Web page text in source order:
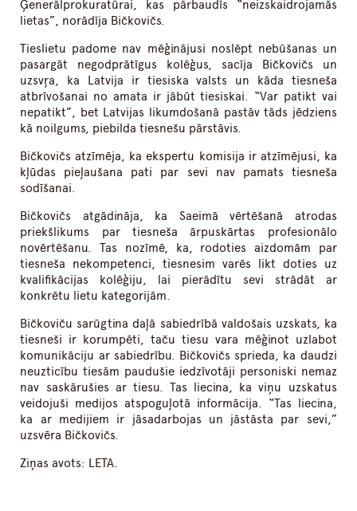
Ģenerālprokuratūrai, kas pārbaudīs “neizskaidrojamās
lietas”, norādīja Bičkovičs.
Tieslietu padome nav mēģinājusi noslēpt nebūšanas un
pasargāt negodprātīgus kolēģus, sacīja Bičkovičs un
uzsvŗa, ka Latvija ir tiesiska valsts un kāda tiesneša
atbrīvošanai no amata ir jābūt tiesiskai. “Var patikt vai
nepatikt”, bet Latvijas likumdošanā pastāv tāds jēdziens
kā noilgums, piebilda tiesnešu pārstāvis.
Bičkovičs atzīmēja, ka ekspertu komisija ir atzīmējusi, ka
kļūdas pieļaušana pati par sevi nav pamats tiesneša
sodīšanai.
Bičkovičs atgādināja, ka Saeimā vērtēšanā atrodas
priekšlikums par tiesneša ārpuskārtas profesionālo
novērtēšanu. Tas nozīmē, ka, rodoties aizdomām par
tiesneša nekompetenci, tiesnesim varēs likt doties uz
kvalifikācijas kolēģiju, lai pierādītu sevi strādāt ar
konkrētu lietu kategorijām.
Bičkoviču sarūgtina daļā sabiedrībā valdošais uzskats, ka
tiesneši ir korumpēti, taču tiesu vara mēģinot uzlabot
komunikāciju ar sabiedrību. Bičkovičs sprieda, ka daudzi
neuzticību tiesām paudušie iedzīvotāji personiski nemaz
nav saskārušies ar tiesu. Tas liecina, ka viņu uzskatus
veidojuši medijos atspoguļotā informācija. “Tas liecina,
ka ar medijiem ir jāsadarbojas un jāstāsta par sevi,”
uzsvēra Bičkovičs.
Ziņas avots: LETA.